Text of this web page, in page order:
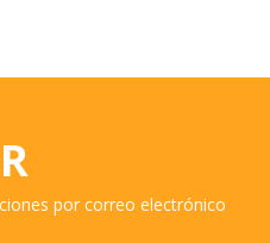
por correo electrónico